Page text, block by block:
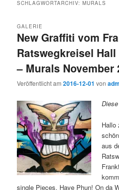
SCHLAGWORTARCHIV:MURALS
New Graffiti vom
Ratswegkreisel Hall
– Murals November
GALERIE
Veröffentlicht am2016-12-01 von
Hallo
aus
single Pieces. Have Phun! On da